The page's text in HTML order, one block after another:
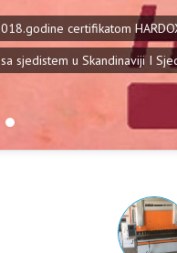
Rezanje vodenim mlazom je